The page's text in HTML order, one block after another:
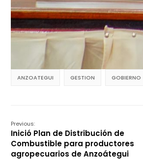
ANZOATEGUI GESTION GOBIERNO
Previous:
Inició Plan de Distribución de
Combustible para productores
agropecuarios de Anzoátegui